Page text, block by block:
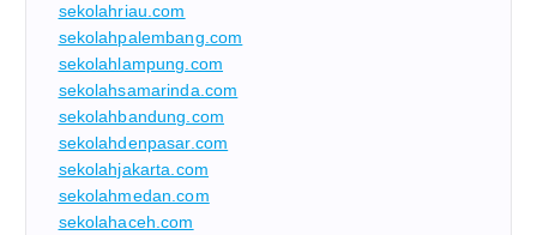
sekolahriau.com
sekolahpalembang.com
sekolahlampung.com
sekolahsamarinda.com
sekolahbandung.com
sekolahdenpasar.com
sekolahjakarta.com
sekolahmedan.com
sekolahaceh.com